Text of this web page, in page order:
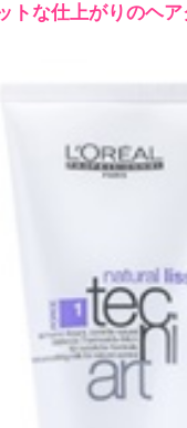
トな仕上がりのヘ